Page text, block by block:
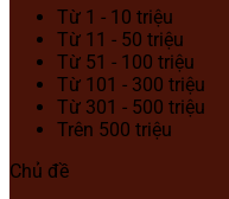
Từ 1 - 10 triệu
Từ 11 - 50 triệu
Từ 51 - 100 triệu
Từ 101 - 300 triệu
Từ 301 - 500 triệu
Trên 500 triệu
Chủ đề